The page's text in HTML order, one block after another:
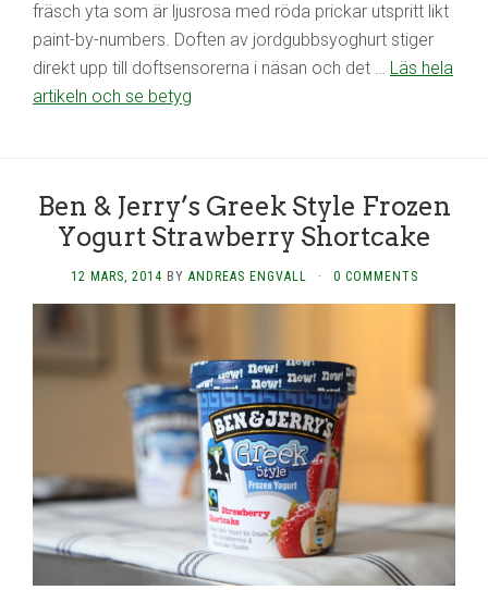
fräsch yta som är ljusrosa med röda prickar utspritt likt
paint-by-numbers. Doften av jordgubbsyoghurt stiger
direkt upp till doftsensorerna i näsan och det … Läs hela
artikeln och se betyg
Ben & Jerry’s Greek Style Frozen
Yogurt Strawberry Shortcake
12 MARS, 2014 BY ANDREAS ENGVALL · 0 COMMENTS